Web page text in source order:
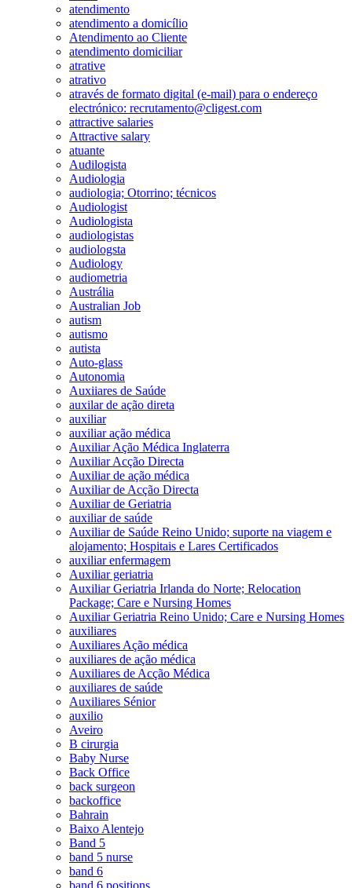
atendimento
atendimento a domicílio
Atendimento ao Cliente
atendimento domiciliar
atrative
atrativo
através de formato digital (e-mail) para o endereço
electrónico: recrutamento@cligest.com
attractive salaries
Attractive salary
atuante
Audilogista
Audiologia
audiologia; Otorrino; técnicos
Audiologist
Audiologista
audiologistas
audiologsta
Audiology
audiometria
Austrália
Australian Job
autism
autismo
autista
Auto-glass
Autonomia
Auxiiares de Saúde
auxilar de ação direta
auxiliar
auxiliar ação médica
Auxiliar Ação Médica Inglaterra
Auxiliar Acção Directa
Auxiliar de ação médica
Auxiliar de Acção Directa
Auxiliar de Geriatria
auxiliar de saúde
Auxiliar de Saúde Reino Unido; suporte na viagem e
alojamento; Hospitais e Lares Certificados
auxiliar enfermagem
Auxiliar geriatria
Auxiliar Geriatria Irlanda do Norte; Relocation
Package; Care e Nursing Homes
Auxiliar Geriatria Reino Unido; Care e Nursing Homes
auxiliares
Auxiliares Ação médica
auxiliares de ação médica
Auxiliares de Acção Médica
auxiliares de saúde
Auxiliares Sénior
auxilio
Aveiro
B cirurgia
Baby Nurse
Back Office
back surgeon
backoffice
Bahrain
Baixo Alentejo
Band 5
band 5 nurse
band 6
band 6 positions